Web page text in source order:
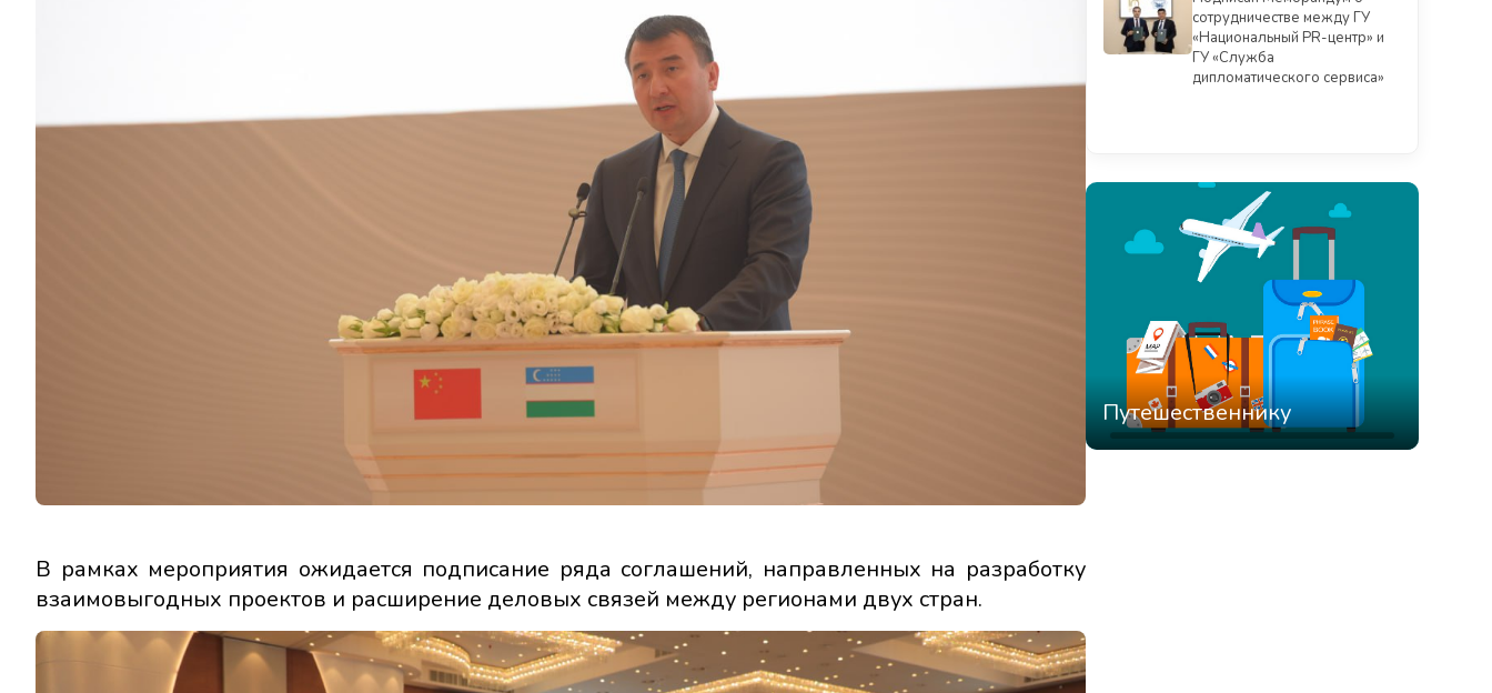
В рамках мероприятия ожидается подписание ряда соглашений, направленных на разработку
взаимовыгодных проектов и расширение деловых связей между регионами двух стран.
сотрудничестве между ГУ
«Национальный PR-центр» и
ГУ «Служба
дипломатического сервиса»
Путешественнику